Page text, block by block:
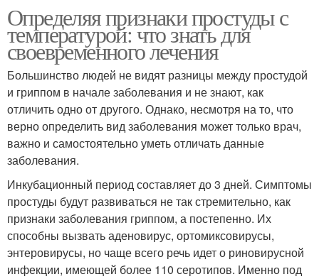
Определяя признаки простуды с
температурой: что знать для
своевременного лечения
Большинство людей не видят разницы между простудой
и гриппом в начале заболевания и не знают, как
отличить одно от другого. Однако, несмотря на то, что
верно определить вид заболевания может только врач,
важно и самостоятельно уметь отличать данные
заболевания.
Инкубационный период составляет до 3 дней. Симптомы
простуды будут развиваться не так стремительно, как
признаки заболевания гриппом, а постепенно. Их
способны вызвать аденовирус, ортомиксовирусы,
энтеровирусы, но чаще всего речь идет о риновирусной
инфекции, имеющей более 110 серотипов. Именно под